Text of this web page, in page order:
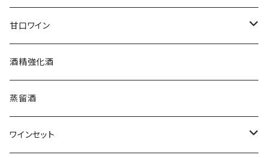
クリスチャン・ゴセ
クロード・カザル
ジェローム・ルフェーヴル
シャルトーニュ・タイエ
ブルゴーニュ
オーストラリア
ニュージーランド
南アフリカ
チリ
アルザス
シュッド・ウエスト
スロヴァキア
オーストラリア
ニュージーランド
南アフリカ
甘口ワイン
フランス
ソーテルヌ
酒精強化酒
蒸留酒
ワインセット